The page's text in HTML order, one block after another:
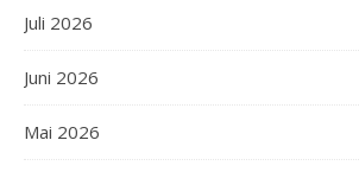
Juli 2026
Juni 2026
Mai 2026